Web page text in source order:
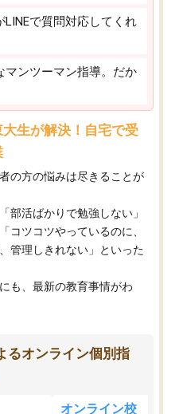
で質問対応してくれ
マンツーマン指導。だか
生が解決！自宅で受
の方の悩みは尽きることが
部活ばかりで勉強しない」
コツコツやっているのに、
管理しきれない」といった
も、最新の教育事情がわ
るオンライン個別指
オンライン校